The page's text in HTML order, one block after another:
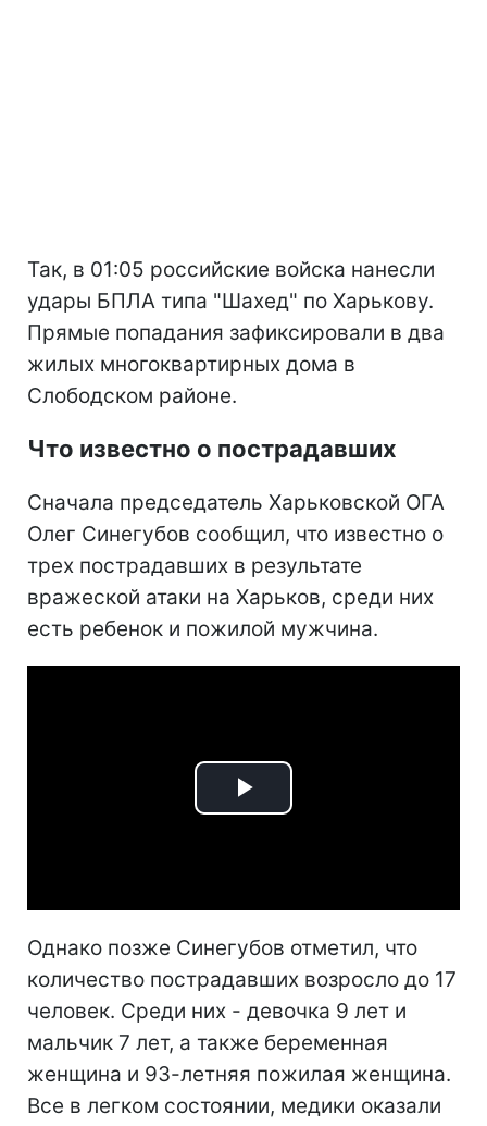
Так, в 01:05 российские войска нанесли
удары БПЛА типа "Шахед" по Харькову.
Прямые попадания зафиксировали в два
жилых многоквартирных дома в
Слободском районе.
Что известно о пострадавших
Сначала председатель Харьковской ОГА
Олег Синегубов сообщил, что известно о
трех пострадавших в результате
вражеской атаки на Харьков, среди них
есть ребенок и пожилой мужчина.
Play
Однако позже Синегубов отметил, что
количество пострадавших возросло до 17
человек. Среди них - девочка 9 лет и
мальчик 7 лет, а также беременная
женщина и 93-летняя пожилая женщина.
Все в легком состоянии, медики оказали